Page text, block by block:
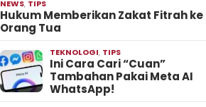
NEWS, TIPS
Hukum Memberikan Zakat Fitrah ke
Orang Tua
TEKNOLOGI, TIPS
Ini Cara Cari “Cuan”
Tambahan Pakai Meta AI
WhatsApp!